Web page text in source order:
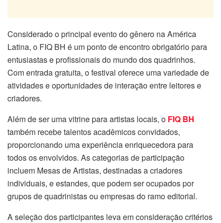
Considerado o principal evento do gênero na América
Latina, o FIQ BH é um ponto de encontro obrigatório para
entusiastas e profissionais do mundo dos quadrinhos.
Com entrada gratuita, o festival oferece uma variedade de
atividades e oportunidades de interação entre leitores e
criadores.
Além de ser uma vitrine para artistas locais, o FIQ BH
também recebe talentos acadêmicos convidados,
proporcionando uma experiência enriquecedora para
todos os envolvidos. As categorias de participação
incluem Mesas de Artistas, destinadas a criadores
individuais, e estandes, que podem ser ocupados por
grupos de quadrinistas ou empresas do ramo editorial.
A seleção dos participantes leva em consideração critérios